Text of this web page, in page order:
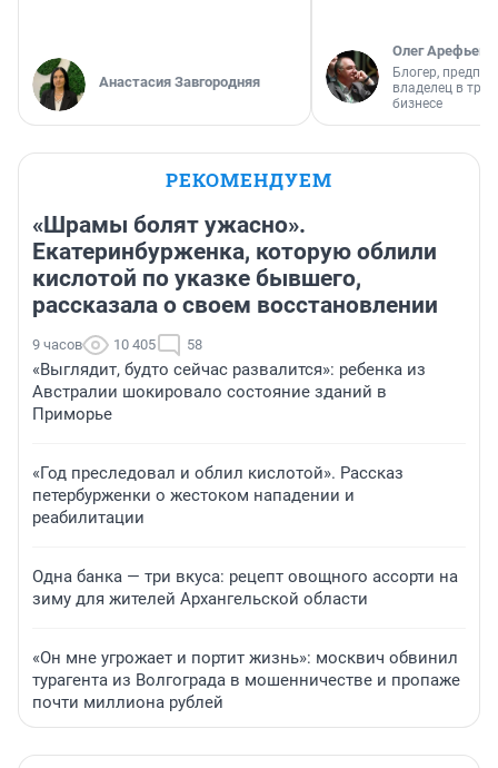
Анастасия Завгородняя
Олег Арефьев
Блогер,
владелец в
бизнесе
РЕКОМЕНДУЕМ
«Шрамы болят ужасно».
Екатеринбурженка, которую облили
кислотой по указке бывшего,
рассказала о своем восстановлении
9 часов 10 405 58
«Выглядит, будто сейчас развалится»: ребенка из
Австралии шокировало состояние зданий в
Приморье
«Год преследовал и облил кислотой». Рассказ
петербурженки о жестоком нападении и
реабилитации
Одна банка — три вкуса: рецепт овощного ассорти на
зиму для жителей Архангельской области
«Он мне угрожает и портит жизнь»: москвич обвинил
турагента из Волгограда в мошенничестве и пропаже
почти миллиона рублей